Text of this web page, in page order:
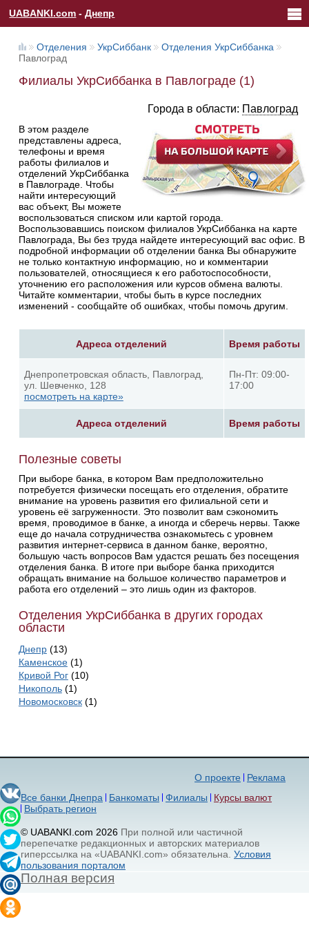
UABANKI.com -Днепр
Отделения УкрСиббанк
Отделения УкрСиббанка
Павлоград
Филиалы УкрСиббанка в Павлограде (1)
Города в области: Павлоград
В этом разделе
представлены адреса,
телефоны и время
работы филиалов и
отделений УкрСиббанка
в Павлограде. Чтобы
найти интересующий
вас объект, Вы можете
воспользоваться списком или картой города.
Воспользовавшись поиском филиалов УкрСиббанка на карте
Павлограда, Вы без труда найдете интересующий вас офис. В
подробной информации об отделении банка Вы обнаружите
не только контактную информацию, но и комментарии
пользователей, относящиеся к его работоспособности,
уточнению его расположения или курсов обмена валюты.
Читайте комментарии, чтобы быть в курсе последних
изменений - сообщайте об ошибках, чтобы помочь другим.
Адреса отделений Время работы
Адреса отделений Время работы
Днепропетровская область, Павлоград,
ул. Шевченко, 128
посмотреть на карте»
Пн-Пт: 09:00-
17:00
Полезные советы
При выборе банка, в котором Вам предположительно
потребуется физически посещать его отделения, обратите
внимание на уровень развития его филиальной сети и
уровень её загруженности. Это позволит вам сэкономить
время, проводимое в банке, а иногда и сберечь нервы. Также
еще до начала сотрудничества ознакомьтесь с уровнем
развития интернет-сервиса в данном банке, вероятно,
большую часть вопросов Вам удастся решать без посещения
отделения банка. В итоге при выборе банка приходится
обращать внимание на большое количество параметров и
работа его отделений – это лишь один из факторов.
Отделения УкрСиббанка в других городах
области
Днепр(13)
Каменское(1)
Кривой Рог(10)
Никополь(1)
Новомосковск(1)
Реклама
О проекте
Все банки Днепра
Банкоматы Филиалы
Курсы валют
Выбрать регион
© UABANKI.com 2026 При полной или частичной
перепечатке редакционных и авторских материалов
гиперссылка на «UABANKI.com» обязательна. Условия
пользования порталом
Полная версия